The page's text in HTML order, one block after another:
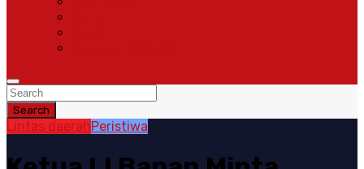
Search
Lintas daerahPeristiwa